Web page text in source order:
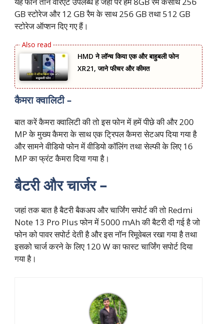
GB स्टोरेज और 12 GB रैम के साथ 256 GB तथा 512 GB
स्टोरेज ऑप्शन दिए गए हैं।
HMD ने लॉन्च किया एक और बाहुबली फोन
XR21, जाने फीचर और कीमत
कैमरा क्वालिटी –
बात करें कैमरा क्वालिटी की तो इस फोन में हमें पीछे की और 200
MP के मुख्य कैमरा के साथ एक ट्रिपल कैमरा सेटअप दिया गया है
और सामने वीडियो फोन में वीडियो कॉलिंग तथा सेल्फी के लिए 16
MP का फ्रंट कैमरा दिया गया है।
बैटरी और चार्जर –
जहां तक बात है बैटरी बैकअप और चार्जिंग सपोर्ट की तो Redmi
Note 13 Pro Plus फोन में 5000 mAh की बैटरी दी गई है जो
फोन को पावर सपोर्ट देती है और इस नॉन रिमूवेबल रखा गया है तथा
इसको चार्ज करने के लिए 120 W का फास्ट चार्जिंग सपोर्ट दिया
गया है।